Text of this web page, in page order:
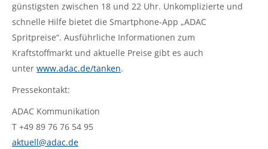
günstigsten zwischen 18 und 22 Uhr. Unkomplizierte und
schnelle Hilfe bietet die Smartphone-App „ADAC
Spritpreise“. Ausführliche Informationen zum
Kraftstoffmarkt und aktuelle Preise gibt es auch
unter www.adac.de/tanken.
Pressekontakt:
ADAC Kommunikation
T +49 89 76 76 54 95
aktuell@adac.de